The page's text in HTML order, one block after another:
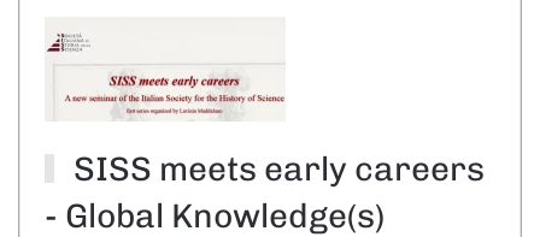
SISS meets early careers
- Global Knowledge(s)